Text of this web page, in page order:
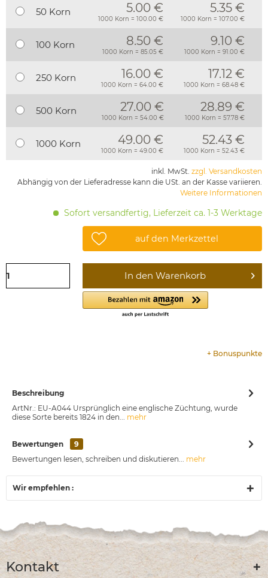
50 Korn 5.00 €
1000 Korn = 100.00 €
5.35 €
1000 Korn = 107.00 €
100 Korn 8.50 €
1000 Korn = 85.05 €
9.10 €
1000 Korn = 91.00 €
250 Korn 16.00 €
1000 Korn = 64.00 €
17.12 €
1000 Korn = 68.48 €
500 Korn 27.00 €
1000 Korn = 54.00 €
28.89 €
1000 Korn = 57.78 €
1000 Korn 49.00 €
1000 Korn = 49.00 €
52.43 €
1000 Korn = 52.43 €
inkl. MwSt. zzgl. Versandkosten
Abhängig von der Lieferadresse kann die USt. an der Kasse variieren.
Weitere Informationen
Sofort versandfertig, Lieferzeit ca. 1-3 Werktage
auf den Merkzettel
In den Warenkorb
+ Bonuspunkte
Beschreibung
ArtNr.: EU-A044 Ursprünglich eine englische Züchtung, wurde
diese Sorte bereits 1824 in den... mehr
Bewertungen
9
Bewertungen lesen, schreiben und diskutieren... mehr
Wir empfehlen :
Kontakt